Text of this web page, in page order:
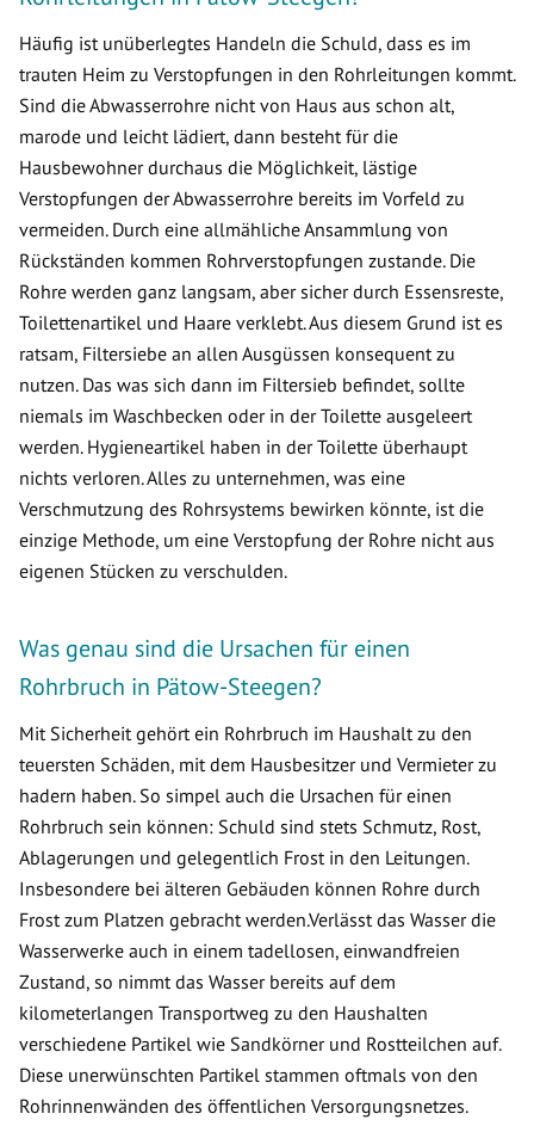
Häufig ist unüberlegtes Handeln die Schuld, dass es im
trauten Heim zu Verstopfungen in den Rohrleitungen kommt.
Sind die Abwasserrohre nicht von Haus aus schon alt,
marode und leicht lädiert, dann besteht für die
Hausbewohner durchaus die Möglichkeit, lästige
Verstopfungen der Abwasserrohre bereits im Vorfeld zu
vermeiden. Durch eine allmähliche Ansammlung von
Rückständen kommen Rohrverstopfungen zustande. Die
Rohre werden ganz langsam, aber sicher durch Essensreste,
Toilettenartikel und Haare verklebt. Aus diesem Grund ist es
ratsam, Filtersiebe an allen Ausgüssen konsequent zu
nutzen. Das was sich dann im Filtersieb befindet, sollte
niemals im Waschbecken oder in der Toilette ausgeleert
werden. Hygieneartikel haben in der Toilette überhaupt
nichts verloren. Alles zu unternehmen, was eine
Verschmutzung des Rohrsystems bewirken könnte, ist die
einzige Methode, um eine Verstopfung der Rohre nicht aus
eigenen Stücken zu verschulden.
Was genau sind die Ursachen für einen
Rohrbruch in Pätow-Steegen?
Mit Sicherheit gehört ein Rohrbruch im Haushalt zu den
teuersten Schäden, mit dem Hausbesitzer und Vermieter zu
hadern haben. So simpel auch die Ursachen für einen
Rohrbruch sein können: Schuld sind stets Schmutz, Rost,
Ablagerungen und gelegentlich Frost in den Leitungen.
Insbesondere bei älteren Gebäuden können Rohre durch
Frost zum Platzen gebracht werden.Verlässt das Wasser die
Wasserwerke auch in einem tadellosen, einwandfreien
Zustand, so nimmt das Wasser bereits auf dem
kilometerlangen Transportweg zu den Haushalten
verschiedene Partikel wie Sandkörner und Rostteilchen auf.
Diese unerwünschten Partikel stammen oftmals von den
Rohrinnenwänden des öffentlichen Versorgungsnetzes.